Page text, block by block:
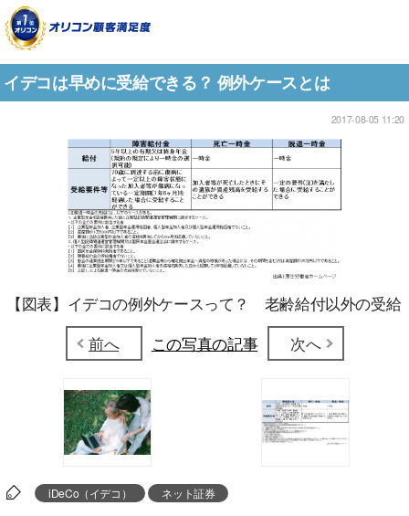
イデコは早めに受給できる？ 例外ケースとは
2017-08-05 11:20
【図表】イデコの例外ケースって？ 老齢給付以外の受給
前へ
この写真の記事 次へ
iDeCo（イデコ） ネット証券